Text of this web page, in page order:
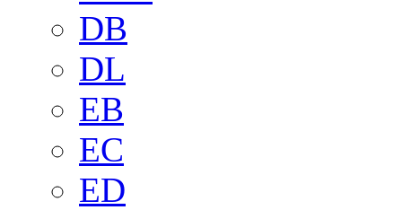
DB
DL
EB
EC
ED